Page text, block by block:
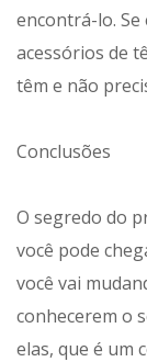
encontrá-lo.
acessórios de
têm e não
Conclusões
O segredo do
você pode
você vai
conhecerem o
elas, que é um